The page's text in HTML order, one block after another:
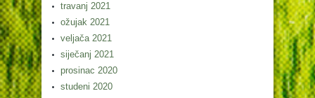
travanj 2021
ožujak 2021
veljača 2021
siječanj 2021
prosinac 2020
studeni 2020